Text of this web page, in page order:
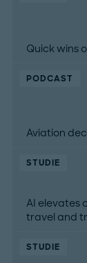
Quick wins
PODCAST
Aviation
STUDIE
AI elevates
travel and
STUDIE